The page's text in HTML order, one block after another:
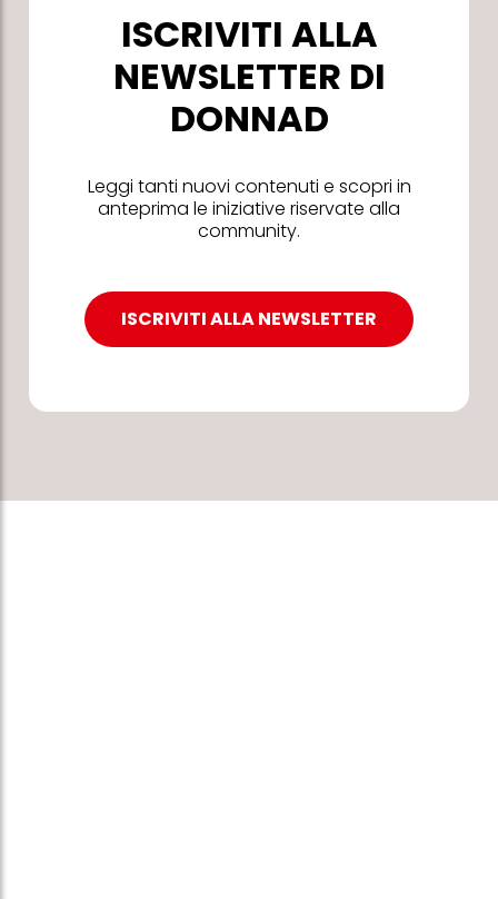
ISCRIVITI ALLA
NEWSLETTER DI
DONNAD
Leggi tanti nuovi contenuti e scopri in
anteprima le iniziative riservate alla
community.
ISCRIVITI ALLA NEWSLETTER